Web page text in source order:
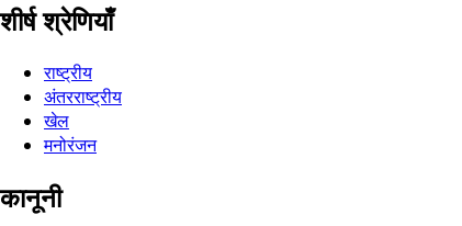
शीर्ष श्रेणियाँ
राष्ट्रीय
अंतरराष्ट्रीय
खेल
मनोरंजन
कानूनी